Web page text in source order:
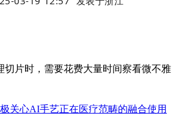
片时，需要花费大量时间察看微不雅
关心AI手艺正在医疗范畴的融合使用